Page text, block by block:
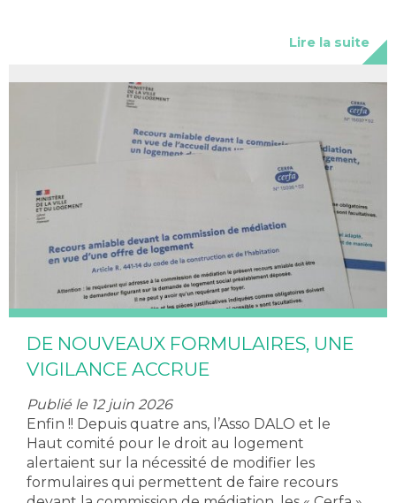
Lire la suite
DE NOUVEAUX FORMULAIRES, UNE
VIGILANCE ACCRUE
Publié le 12 juin 2026
Enfin !! Depuis quatre ans, l’Asso DALO et le
Haut comité pour le droit au logement
alertaient sur la nécessité de modifier les
formulaires qui permettent de faire recours